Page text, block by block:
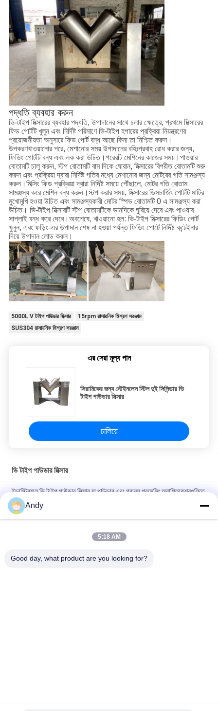
পদ্ধতি ব্যবহার করুন
ভি-টাইপ মিক্সারের ব্যবহার পদ্ধতি, উপাদানের সাথে চলার ক্ষেত্রে, প্রথমে মিক্সারের
ফিড পোর্টটি খুলুন এবং নির্দিষ্ট পরিমাণে ভি-টাইপ হপারের প্রক্রিয়া নিয়ন্ত্রণের
প্রয়োজনীয়তা অনুসারে ফিড পোর্ট বন্ধ আছে কিনা তা নিশ্চিত করুন।
উপকরণখাওয়ানোর পরে, মেশানোর সময় উপাদানের বহিঃপ্রবাহ রোধ করার জন্য,
ফিডিং পোর্টটি বন্ধ এবং লক করা উচিত।পরেরটি মেশিনের কাজের সময়।পাওয়ার
বোতামটি চালু করুন, স্টপ বোতামটি বাম দিকে ঘোরান, মিক্সারের বিপরীত বোতামটি শুরু
করুন এবং প্রক্রিয়া দ্বারা নির্দিষ্ট গতির মধ্যে মেশানোর জন্য মোটরের গতি সামঞ্জস্য
করুন।মিক্সিং ফিড প্রক্রিয়া দ্বারা নির্দিষ্ট সময়ে পৌঁছালে, মোটর গতি বোতাম
সামঞ্জস্য করে মেশিন বন্ধ করুন।স্টপ করার সময়, মিক্সারের ডিসচার্জিং পোর্টটি মাটির
মুখোমুখি হওয়া উচিত এবং সামঞ্জস্যকারী মোটর স্পিড বোতামটি 0 এ সামঞ্জস্য করা
উচিত। ভি-টাইপ মিক্সারটি স্টপ বোতামটিকে ডানদিকে ঘুরিয়ে দেবে এবং পাওয়ার
সাপ্লাই বন্ধ করে দেবে।অবশেষে, খাওয়ানো হল: ভি-টাইপ মিক্সারের ফিডিং পোর্ট
খুলুন, এবং ফড়িং-এর উপাদান শেষ না হওয়া পর্যন্ত ফিডিং পোর্টে নির্দিষ্ট কন্টেইনার
দিয়ে উপাদান লোড করুন।
5000L V টাইপ পাউডার মিক্সার
15rpm রাসায়নিক মিশ্রণ সরঞ্জাম
SUS304 রাসায়নিক মিশ্রণ সরঞ্জাম
এর সেরা মূল্য পান
সিরামিকের জন্য স্টেইনলেস স্টিল দুই সিলিন্ডার ভি
টাইপ পাউডার মিক্সার
চালিয়ে
ভি টাইপ পাউডার মিক্সার
ইন্ডাস্ট্রিয়াল ভি টাইপ পাউডার মিক্সার যা পাউডার এবং গ্রানুল প্রসেসিং অ্যাপ্লিকেশনগুলিতে
স্বল্প মিশ্রণের সময় এবং উচ্চ অভিন্নতার জন্য ডিজাইন করা হয়েছে
খাদ্য ও রাসায়নিক শিল্পে শুকনো পাউডার মিশ্রণের জন্য ভি টাইপ পাউডার মিক্সার, মসৃণ
Andy
5:18 AM
Good day, what product are you looking for?